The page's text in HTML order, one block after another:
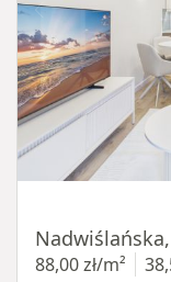
88,00 zł/m²